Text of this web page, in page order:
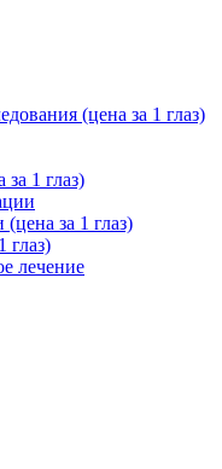
(цена за 1 глаз)
1 глаз)
за 1 глаз)
глаз)
лечение